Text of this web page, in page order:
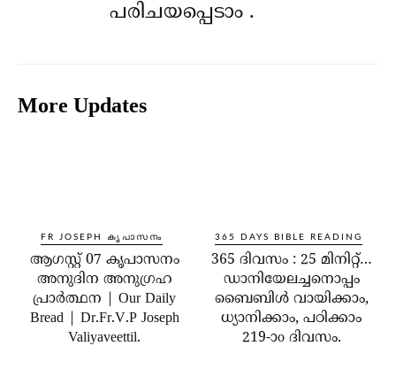
പരിചയപ്പെടാം .
More Updates
FR JOSEPH കൃപാസനം
ആഗസ്റ്റ് 07 കൃപാസനം
അനുദിന അനുഗ്രഹ
പ്രാർത്ഥന | Our Daily
Bread | Dr.Fr.V.P Joseph
Valiyaveettil.
365 DAYS BIBLE READING
365 ദിവസം : 25 മിനിറ്റ്…
ഡാനിയേലച്ചനൊപ്പം
ബൈബിൾ വായിക്കാം,
ധ്യാനിക്കാം, പഠിക്കാം
219-ാo ദിവസം.